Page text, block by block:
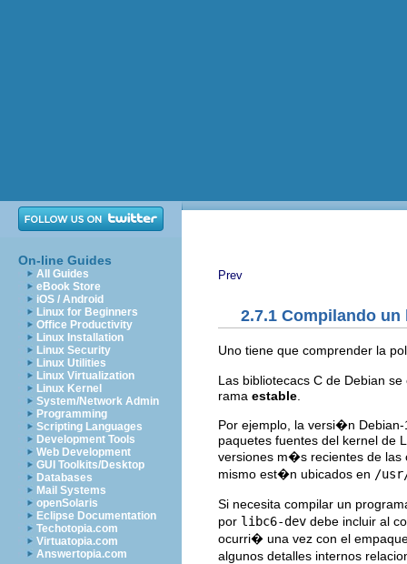
On-line Guides
All Guides
eBook Store
iOS / Android
Linux for Beginners
Office Productivity
Linux Installation
Linux Security
Linux Utilities
Linux Virtualization
Linux Kernel
System/Network Admin
Programming
Scripting Languages
Development Tools
Web Development
GUI Toolkits/Desktop
Databases
Mail Systems
openSolaris
Eclipse Documentation
Techotopia.com
Virtuatopia.com
Answertopia.com
Prev
2.7.1 Compilando
Uno tiene que comprender la
Las bibliotecacs C de Debian
rama estable
Por ejemplo, la versi�n
paquetes fuentes del kernel de
versiones m�s recientes de las
mismo est�n ubicados en /
Si necesita compilar un
por libc6-dev debe incluir al
ocurri� una vez con el
algunos detalles internos